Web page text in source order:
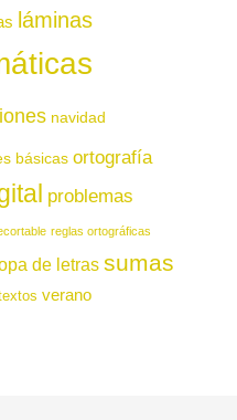
láminas
navidad
básicas ortografía
problemas
reglas ortográficas
de letras sumas
verano